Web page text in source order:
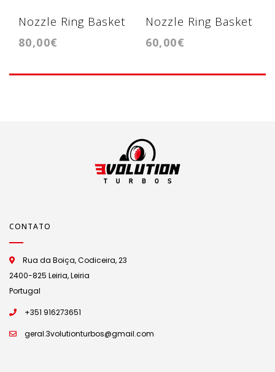
Nozzle Ring Basket
- Grade Geometria
80,00€
Nozzle Ring Basket
- Grade Geometria
60,00€
CONTATO
Rua da Boiça, Codiceira, 23
2400-825 Leiria, Leiria
Portugal
+351 916273651
geral.3volutionturbos@gmail.com